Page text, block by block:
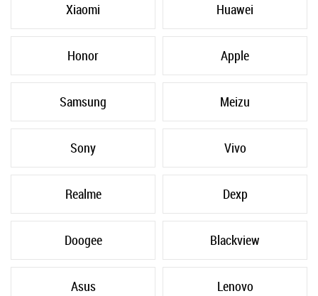
Xiaomi Huawei
Honor Apple
Samsung Meizu
Sony Vivo
Realme Dexp
Doogee Blackview
Asus Lenovo